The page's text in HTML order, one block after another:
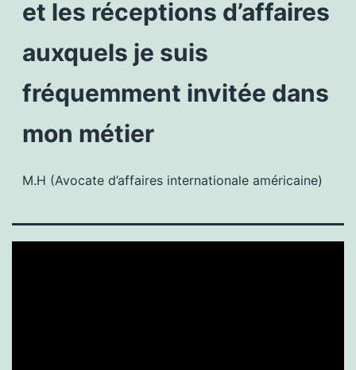
et les réceptions d’affaires
auxquels je suis
fréquemment invitée dans
mon métier
M.H (Avocate d’affaires internationale américaine)